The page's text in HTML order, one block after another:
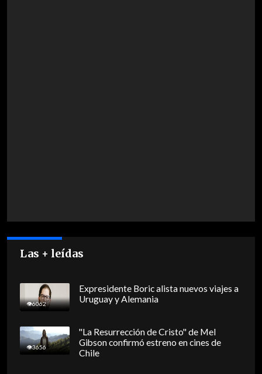
Las + leídas
6062
Expresidente Boric alista nuevos viajes a
Uruguay y Alemania
3656
"La Resurrección de Cristo" de Mel
Gibson confirmó estreno en cines de
Chile